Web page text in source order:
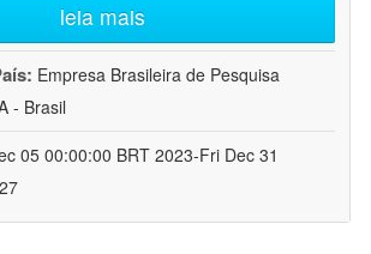
leia mais
Empresa Brasileira de Pesquisa
- Brasil
05 00:00:00 BRT 2023-Fri Dec 31